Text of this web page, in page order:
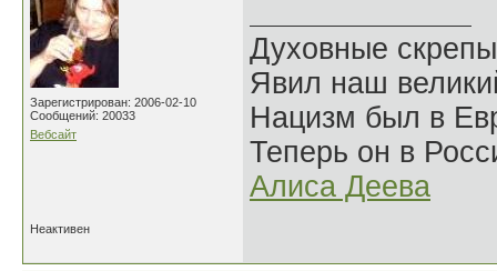
Зарегистрирован: 2006-02-10
Сообщений: 20033
Вебсайт
Духовные
Явил наш
Нацизм был в
Теперь он в
Алиса Деева
Неактивен